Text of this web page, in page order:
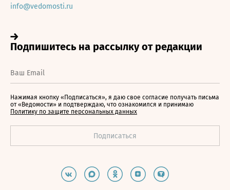
info@vedomosti.ru
Нажимая кнопку «Подписаться», я даю свое согласие получать письма
от «Ведомости» и подтверждаю, что ознакомился и принимаю
Политику по защите персональных данных